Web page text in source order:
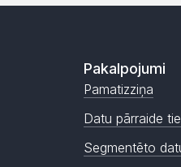
Pakalpojumi
Pamatizziņa
Datu pārraide
Segmentēto